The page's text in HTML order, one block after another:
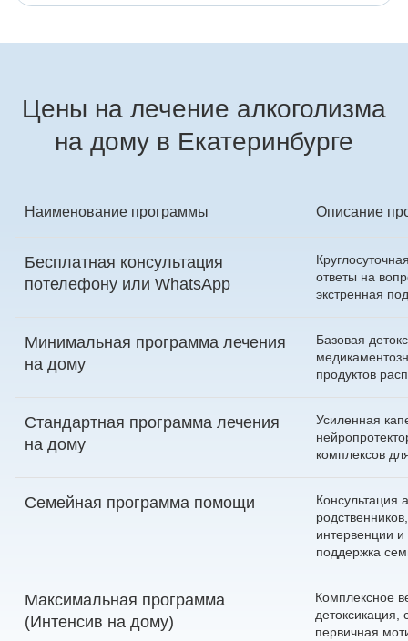
Цены на лечение алкоголизма
на дому в Екатеринбурге
Наименование программы Описание
Бесплатная консультация
потелефону или WhatsApp
ответы на
экстренная
Минимальная программа лечения
на дому
Базовая
продуктов
Стандартная программа лечения
на дому
Усиленная
комплексов
Семейная программа помощи
Консультация
интервенции и
поддержка
Максимальная программа
(Интенсив на дому)
Комплексное
детоксикация,
первичная